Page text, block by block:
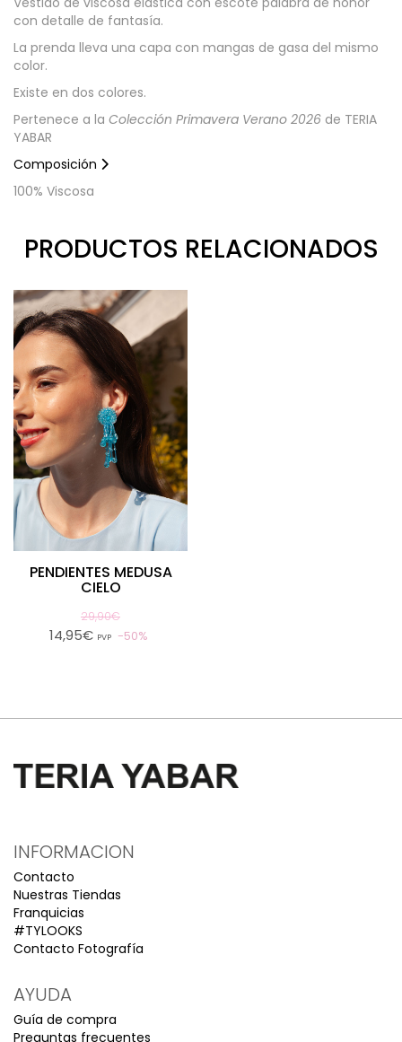
con detalle de fantasía.
La prenda lleva una capa con mangas de gasa del mismo
color.
Existe en dos colores.
Pertenece a la Colección Primavera Verano 2026 de TERIA
YABAR
Composición
100% Viscosa
PRODUCTOS RELACIONADOS
PENDIENTES MEDUSA
CIELO
29,90€
14,95€ PVP 50%
INFORMACION
Contacto
Nuestras Tiendas
Franquicias
#TYLOOKS
Contacto Fotografía
AYUDA
Guía de compra
Preguntas frecuentes